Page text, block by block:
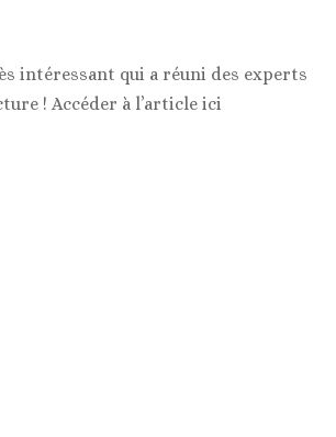
intéressant qui a réuni des experts
! Accéder à l’article ici